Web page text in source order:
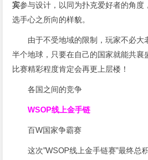
宾参与设计，以同为扑克爱好者的角度
选手心之所向的样貌。
由于不受地域的限制，玩家不必大
半个地球，只要在自己的国家就能共襄
比赛精彩程度肯定会再更上层楼！
各国之间的竞争
WSOP线上金手链
百W国家争霸赛
这次”WSOP线上金手链赛”最终总